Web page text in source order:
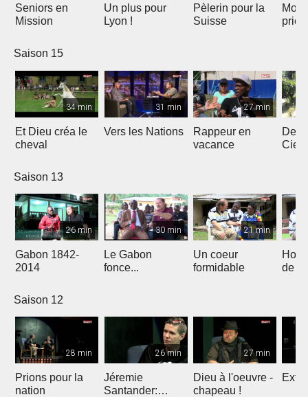
Seniors en
Mission
Un plus pour
Lyon !
Pèlerin pour la
Suisse
Saison 15
34 min
Et Dieu créa le
cheval
31 min
Vers les Nations
27 min
Rappeur en
vacance
Ciel
Saison 13
26 min
Gabon 1842-
2014
30 min
Le Gabon
fonce...
21 min
Un coeur
formidable
de
Saison 12
28 min
Prions pour la
nation
26 min
Jéremie
Santander:
27 min
Dieu à l'oeuvre -
chapeau !